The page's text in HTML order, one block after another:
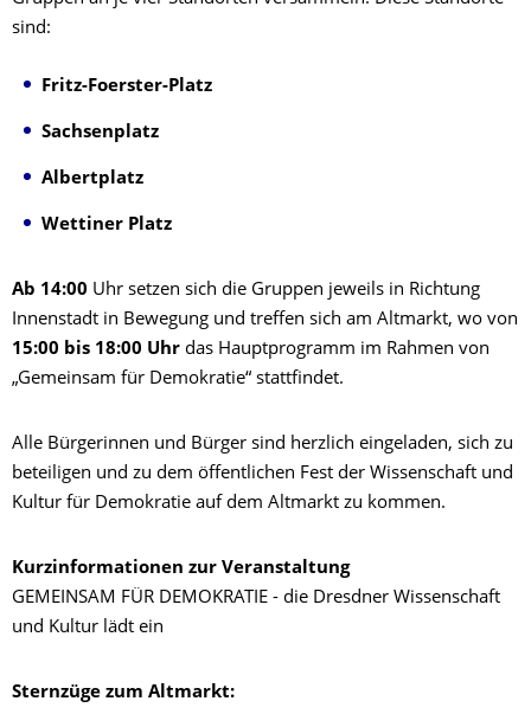
sind:
Fritz-Foerster-Platz
Sachsenplatz
Albertplatz
Wettiner Platz
Ab 14:00 Uhr setzen sich die Gruppen jeweils in Richtung
Innenstadt in Bewegung und treffen sich am Altmarkt, wo von
15:00 bis 18:00 Uhr das Hauptprogramm im Rahmen von
„Gemeinsam für Demokratie“ stattfindet.
Alle Bürgerinnen und Bürger sind herzlich eingeladen, sich zu
beteiligen und zu dem öffentlichen Fest der Wissenschaft und
Kultur für Demokratie auf dem Altmarkt zu kommen.
Kurzinformationen zur Veranstaltung
GEMEINSAM FÜR DEMOKRATIE - die Dresdner Wissenschaft
und Kultur lädt ein
Sternzüge zum Altmarkt: